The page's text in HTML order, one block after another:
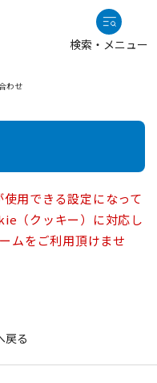
検索・メニュー
わせ
用できる設定になって
（クッキー）に対応し
ムをご利用頂けませ
戻る